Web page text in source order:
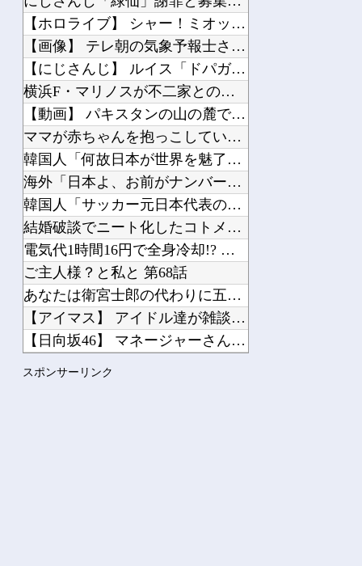
【ホロライブ】 シャー！ミオッシャー！【ホロぐら】
【画像】 テレ朝の気象予報士さん、意外と小さかった
【にじさんじ】 ルイス「ドパガキの時代は終わり！セロトニン優位のセロガキなるわよ...
横浜F・マリノスが不二家とのオフィシャルパートナー契約締結を発表 横浜創業の洋菓...
【動画】 パキスタンの山の麓で撮影された鉄砲水が地獄すぎる。
ママが赤ちゃんを抱っこしていた。ボクもかまってよぉ！ → 甘えん坊な兄はこちらで...
韓国人「何故日本が世界を魅了し続け観光大国になったのか？その理由がこちら‥」→「...
海外「日本よ、お前がナンバーワンだ」 熊本地震直後の日本の対応のスピードに世界が...
韓国人「サッカー元日本代表のスター、日本代表強化策として“韓日定期戦”の復活を提...
結婚破談でニート化したコトメに「2人目まだ〜？全員中卒でいいじゃんｗ」と煽られた...
電気代1時間16円で全身冷却!? 全身を冷やす“人間用冷蔵庫”『ど冷えもんBOX...
ご主人様？と私と 第68話
あなたは衛宮士郎の代わりに五次に挑むようです 第411話
【アイマス】 アイドル達が雑談してるだけ【モバマス】
【日向坂46】 マネージャーさん、これは超有能！！
スポンサーリンク